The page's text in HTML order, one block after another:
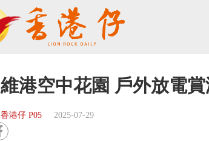
維港空中花園 戶外放電
香港仔 P05 2025-07-29